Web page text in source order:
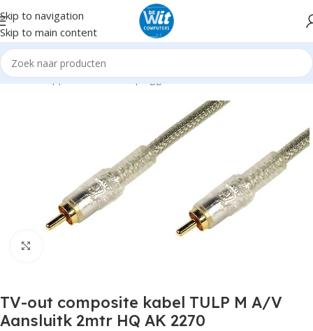
Skip to navigation
Skip to main content
Home Supplies Kabels en pluggen Audio Video
TV-out composite kabel TULP M A/V
Aansluitk 2mtr HQ AK 2270